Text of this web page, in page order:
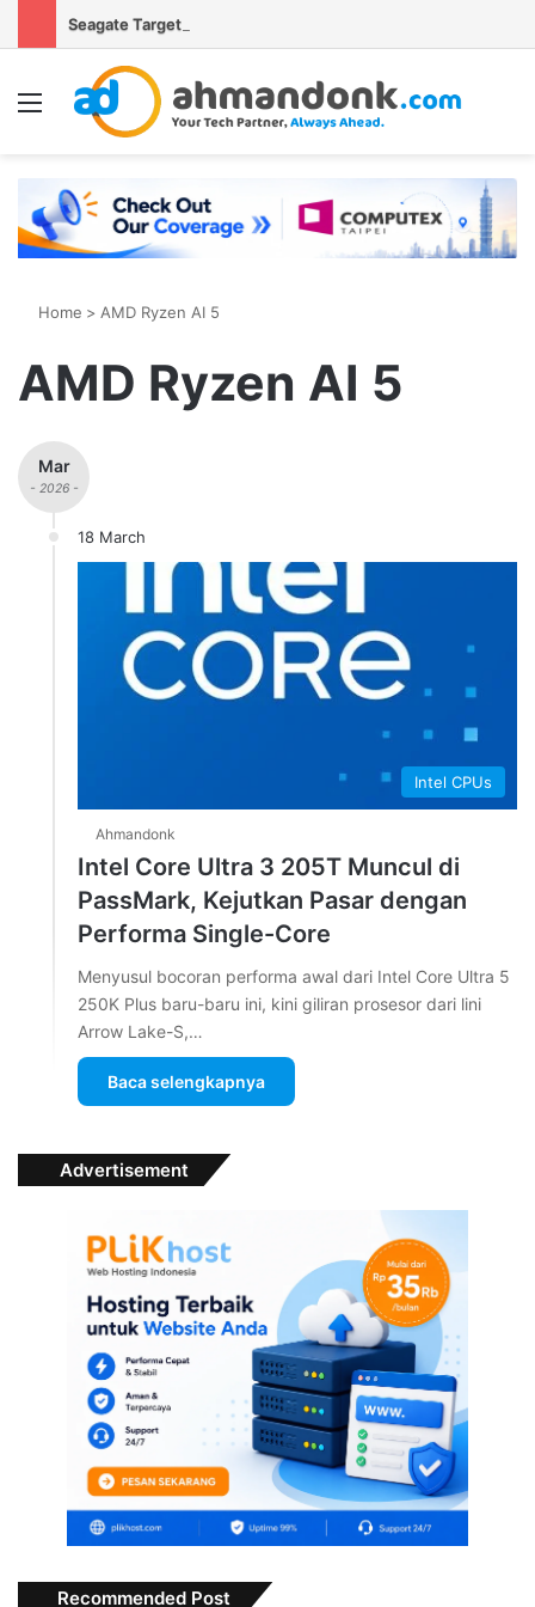
Menu
Home > AMD Ryzen AI 5
AMD Ryzen AI 5
Mar
- 2026 -
18 March
Intel CPUs
Ahmandonk
Intel Core Ultra 3 205T Muncul di
PassMark, Kejutkan Pasar dengan
Performa Single-Core
Menyusul bocoran performa awal dari Intel Core Ultra 5
250K Plus baru-baru ini, kini giliran prosesor dari lini
Arrow Lake-S,…
Baca selengkapnya
Advertisement
Recommended Post